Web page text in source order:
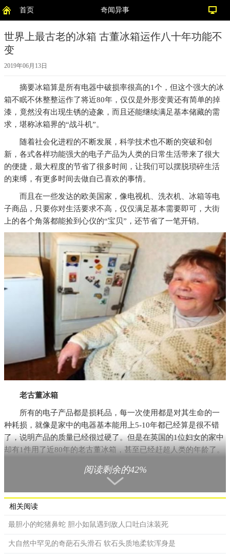
首页 奇闻异事
世界上最古老的冰箱 古董冰箱运作八十年功能不
变
2019年06月13日
摘要冰箱算是所有电器中破损率很高的1个，但这个强大的冰
箱不眠不休整整运作了将近80年，仅仅是外形变黄还有简单的掉
漆，竟然没有出现生锈的迹象，而且还能继续满足基本储藏的需
求，堪称冰箱界的“战斗机”。
随着社会化进程的不断发展，科学技术也不断的突破和创
新，各式各样功能强大的电子产品为人类的日常生活带来了很大
的便捷，最大程度的节省了很多时间，让我们可以摆脱琐碎生活
的束缚，有更多时间去做自己喜欢的事情。
而且在一些发达的欧美国家，像电视机、洗衣机、冰箱等电
子商品，只要你对生活要求不高，仅仅满足基本需要即可，大街
上的各个角落都能捡到心仪的“宝贝”，还节省了一笔开销。
老古董冰箱
所有的电子产品都是损耗品，每一次使用都是对其生命的一
种耗损，就像是家中的电器基本能用上5-10年都已经算是很不错
了，说明产品的质量已经很过硬了。但是在英国的1位妇女的家中
却有1件用了近80年的老古董冰箱，甚至已经赶超人类的年龄了。
据说，这个冰箱是这位妇女在18岁的时候，父母从二手市场
购买来的，当时冰箱的标签上标明它是在1930年生产的，也就是
说当时冰箱就已经30多岁了，可能购买者就是看中了它够老还能
用的独特气质，并给予厚望，希望它秉承着艰苦耐劳的优良传
望，如此坚挺的又工作了50年。
据科学家统计，1个最优秀的冰箱的寿命也就是在30年左右，
阅读剩余的42%
相关阅读
最胆小的蛇猪鼻蛇 胆小如鼠遇到敌人口吐白沫装死
大自然中罕见的奇葩石头滑石 软石头质地柔软浑身是